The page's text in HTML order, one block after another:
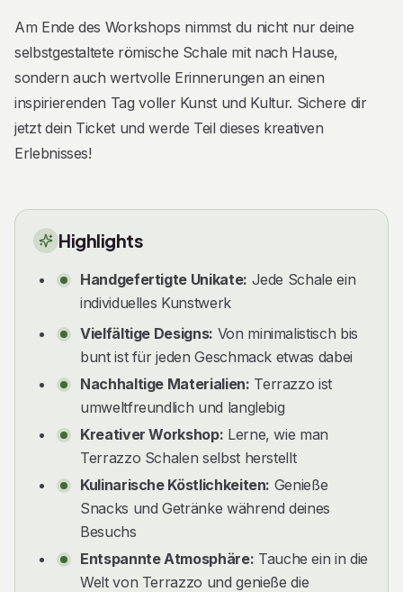
Am Ende des Workshops nimmst du nicht nur deine
selbstgestaltete römische Schale mit nach Hause,
sondern auch wertvolle Erinnerungen an einen
inspirierenden Tag voller Kunst und Kultur. Sichere dir
jetzt dein Ticket und werde Teil dieses kreativen
Erlebnisses!
Highlights
Handgefertigte Unikate: Jede Schale ein
individuelles Kunstwerk
Vielfältige Designs: Von minimalistisch bis
bunt ist für jeden Geschmack etwas dabei
Nachhaltige Materialien: Terrazzo ist
umweltfreundlich und langlebig
Kreativer Workshop: Lerne, wie man
Terrazzo Schalen selbst herstellt
Kulinarische Köstlichkeiten: Genieße
Snacks und Getränke während deines
Besuchs
Entspannte Atmosphäre: Tauche ein in die
Welt von Terrazzo und genieße die